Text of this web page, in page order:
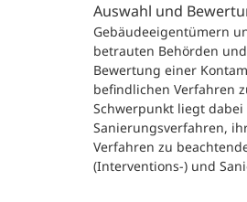
Auswahl und
Gebäudeeigentümern
betrauten Behörden
Bewertung einer
befindlichen Verfahren
Schwerpunkt liegt
Sanierungsverfahren,
Verfahren zu
(Interventions-) und